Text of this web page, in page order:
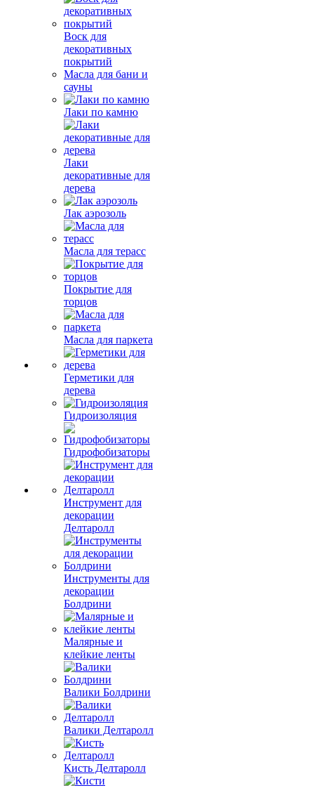
Воск для
декоративных
покрытий
Масла для бани и
сауны
Лаки по камню
Лаки
декоративные для
дерева
Лак аэрозоль
Масла для терасс
Покрытие для
торцов
Масла для паркета
Герметики для
дерева
Гидроизоляция
Гидрофобизаторы
Инструмент для
декорации
Делтаролл
Инструменты для
декорации
Болдрини
Малярные и
клейкие ленты
Валики Болдрини
Валики Делтаролл
Кисть Делтаролл